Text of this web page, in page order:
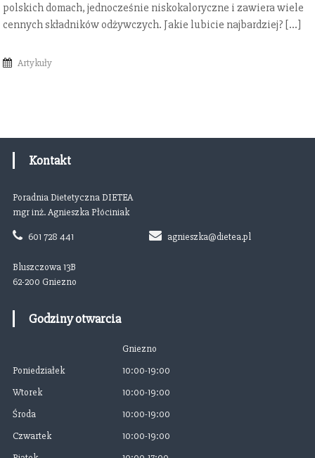
polskich domach, jednocześnie niskokaloryczne i zawiera wiele
cennych składników odżywczych. Jakie lubicie najbardziej? […]
Artykuły
Kontakt
Poradnia Dietetyczna DIETEA
mgr inż. Agnieszka Płóciniak
601 728 441 agnieszka@dietea.pl
Bluszczowa 13B
62-200 Gniezno
Godziny otwarcia
Gniezno
Poniedziałek
10:00-19:00
Wtorek
10:00-19:00
Środa
10:00-19:00
Czwartek
10:00-19:00